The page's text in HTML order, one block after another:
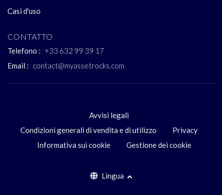
Casi d'uso
CONTATTO
Telefono : +33 632 99 39 17
Email : contact@myassetrocks.com
Avvisi legali
Condizioni generali di vendita e di utilizzo
Privacy
Informativa sui cookie
Gestione dei cookie
Lingua